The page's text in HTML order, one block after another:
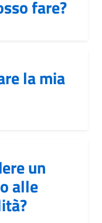
fare?
la mia
un
alle